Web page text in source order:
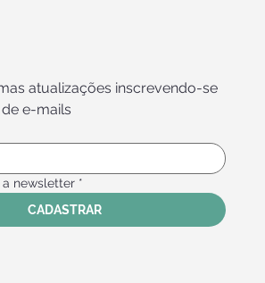
atualizações inscrevendo-se
e-mails
a newsletter *
CADASTRAR